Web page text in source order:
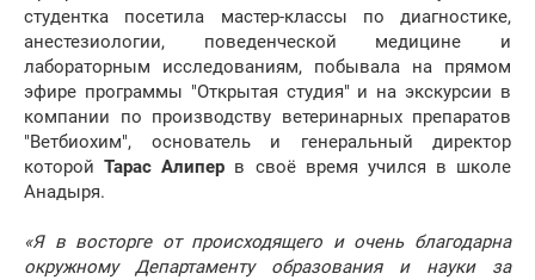
студентка посетила мастер-классы по диагностике,
анестезиологии, поведенческой медицине и
лабораторным исследованиям, побывала на прямом
эфире программы "Открытая студия" и на экскурсии в
компании по производству ветеринарных препаратов
"Ветбиохим", основатель и генеральный директор
которойТарас Алипер в своё время учился в школе
Анадыря.
«Я в восторге от происходящего и очень благодарна
окружному Департаменту образования и науки за